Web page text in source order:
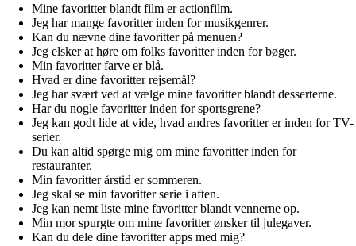
Mine favoritter blandt film er actionfilm.
Jeg har mange favoritter inden for musikgenrer.
Kan du nævne dine favoritter på menuen?
Jeg elsker at høre om folks favoritter inden for bøger.
Min favoritter farve er blå.
Hvad er dine favoritter rejsemål?
Jeg har svært ved at vælge mine favoritter blandt desserterne.
Har du nogle favoritter inden for sportsgrene?
Jeg kan godt lide at vide, hvad andres favoritter er inden for TV-
serier.
Du kan altid spørge mig om mine favoritter inden for
restauranter.
Min favoritter årstid er sommeren.
Jeg skal se min favoritter serie i aften.
Jeg kan nemt liste mine favoritter blandt vennerne op.
Min mor spurgte om mine favoritter ønsker til julegaver.
Kan du dele dine favoritter apps med mig?